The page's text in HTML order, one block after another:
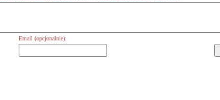
Email (opcjonalnie):